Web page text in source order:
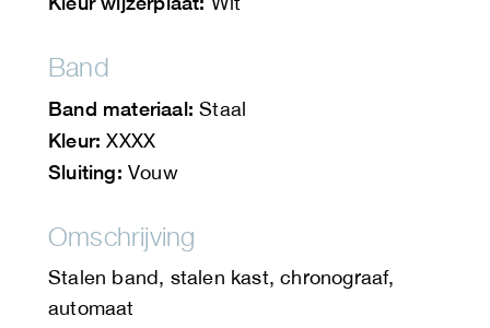
Band
Band materiaal: Staal
Kleur: XXXX
Sluiting: Vouw
Omschrijving
Stalen band, stalen kast, chronograaf,
automaat